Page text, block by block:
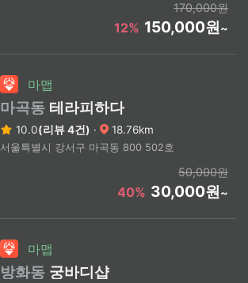
170,000원
12% 150,000원~
마맵
마곡동 테라피하다
10.0(리뷰 4건) · 18.76km
서울특별시 강서구 마곡동 800 502호
50,000원
40% 30,000원~
마맵
방화동 궁바디샵